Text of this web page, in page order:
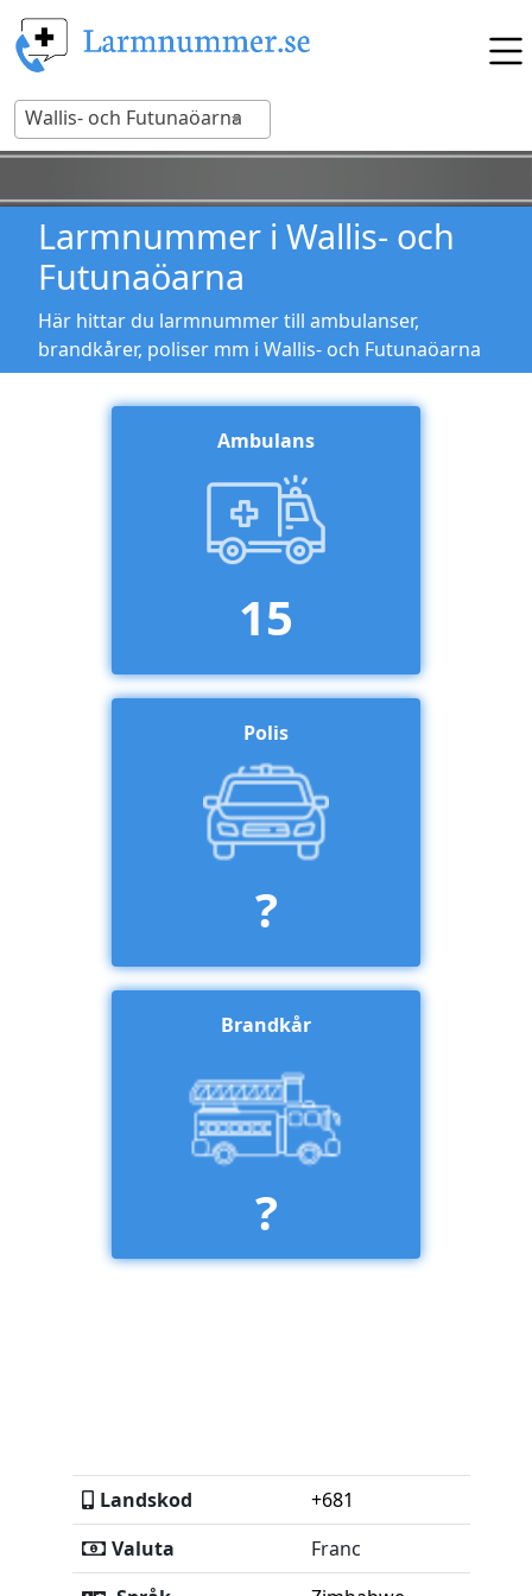
Wallis- och Futunaöarna
Larmnummer i Wallis- och
Futunaöarna
Här hittar du larmnummer till ambulanser,
brandkårer, poliser mm i Wallis- och Futunaöarna
Ambulans
15
Polis
?
Brandkår
?
Landskod
+681
Valuta
Franc